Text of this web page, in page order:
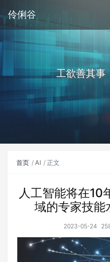
伶俐谷
工欲善其事
首页 AI 正文
人工智能将在10
域的专家技能
2023-05-24